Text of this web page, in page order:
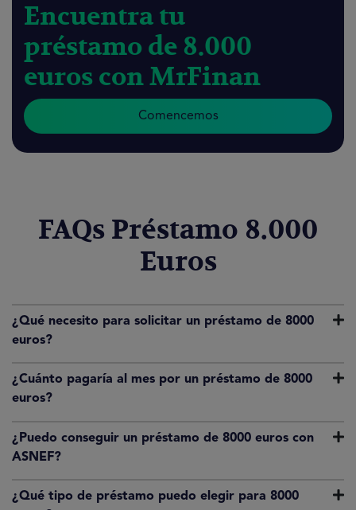
Encuentra tu
préstamo de 8.000
euros con MrFinan
Comencemos
FAQs Préstamo 8.000
Euros
¿Qué necesito para solicitar un préstamo de 8000
euros?
¿Cuánto pagaría al mes por un préstamo de 8000
euros?
¿Puedo conseguir un préstamo de 8000 euros con
ASNEF?
¿Qué tipo de préstamo puedo elegir para 8000